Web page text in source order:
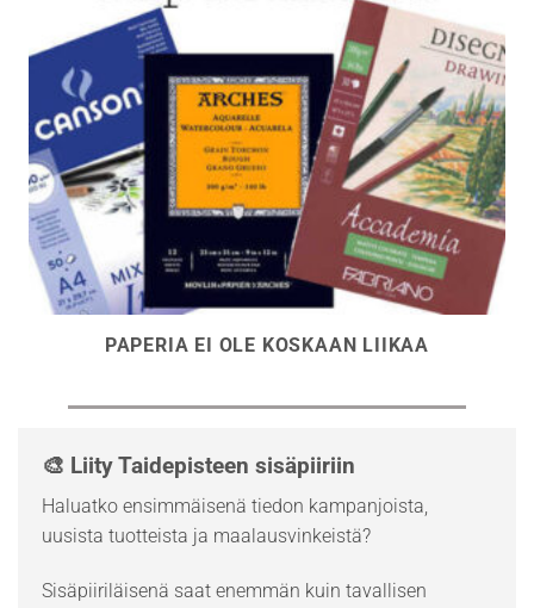
PAPERIA EI OLE KOSKAAN LIIKAA
🎨 Liity Taidepisteen sisäpiiriin
Haluatko ensimmäisenä tiedon kampanjoista,
uusista tuotteista ja maalausvinkeistä?
Sisäpiiriläisenä saat enemmän kuin tavallisen